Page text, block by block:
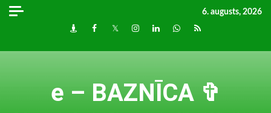
Skip
6. augusts, 2026
DraugiemFacebook
TwitterInstagram
LinkedInwhatsapp
RSS
e – BAZNĪCA ✞